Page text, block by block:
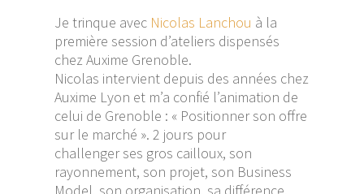
Je trinque avec Nicolas Lanchou à la
première session d’ateliers dispensés
chez Auxime Grenoble.
Nicolas intervient depuis des années chez
Auxime Lyon et m’a confié l’animation de
celui de Grenoble : « Positionner son offre
sur le marché ». 2 jours pour
challengerses gros cailloux, son
rayonnement, son projet, son Business